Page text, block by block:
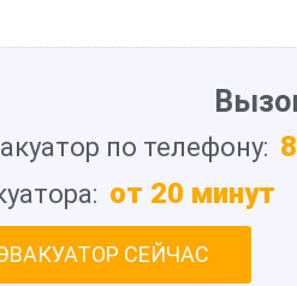
по телефону:
от 20 минут
СЕЙЧАС